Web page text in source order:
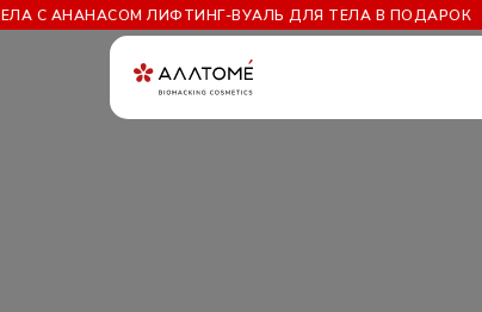
ЛИФТИНГ-ВУАЛЬ ДЛЯ ТЕЛА В ПОДАРОК